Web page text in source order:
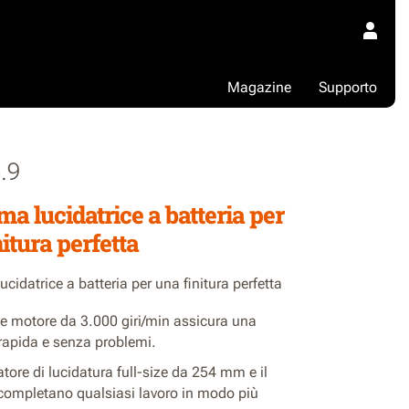
Supporto
Magazine
lucidatrice a batteria per
perfetta
a batteria per una finitura perfetta
motore da 3.000 giri/min assicura una
e senza problemi.
di lucidatura full-size da 254 mm e il
qualsiasi lavoro in modo più